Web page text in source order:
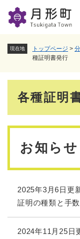
現在地 トップページ >
種証明書発行
各種証明
お知らせ
2025年3月6日更
証明の種類と手
2024年11月25日